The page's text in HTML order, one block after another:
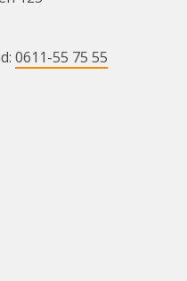
0611-55 75 55